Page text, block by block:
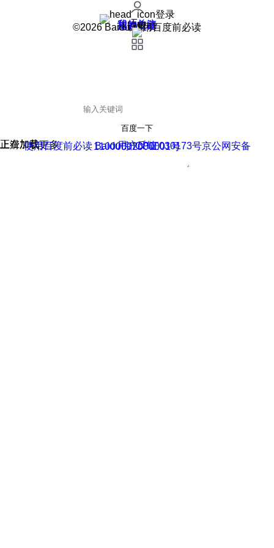
登录
我的关注
我的收藏
皮肤中心
用户反馈
设置
©2026 Baidu 使用百度前必读
百度一下
正在加载
上滑加载更多 用户反馈
使用百度前必读 Baidu 京ICP证030173号
京公网安备11000002000001号